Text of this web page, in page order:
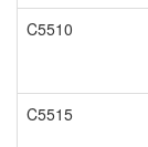
C5510
C5515